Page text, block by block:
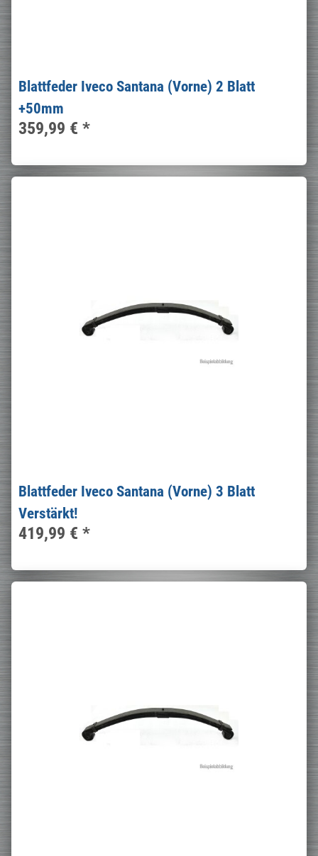
Blattfeder Iveco Santana (Vorne) 2 Blatt
+50mm
359,99 € *
Blattfeder Iveco Santana (Vorne) 3 Blatt
Verstärkt!
419,99 € *